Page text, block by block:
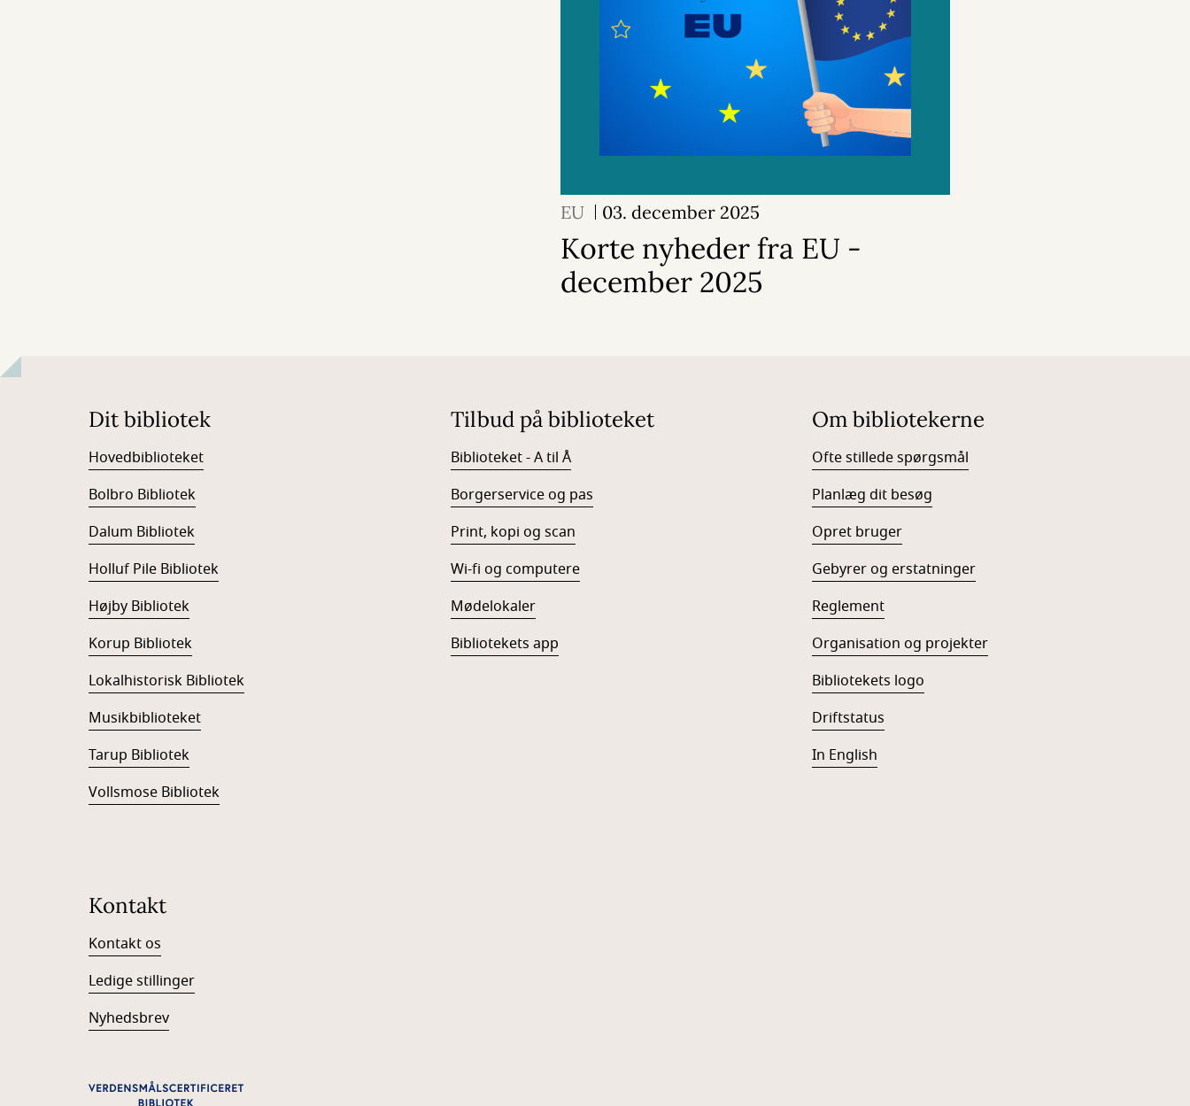
EU 03. december 2025
Korte nyheder fra EU -
december 2025
Dit bibliotek
Hovedbiblioteket
Bolbro Bibliotek
Dalum Bibliotek
Holluf Pile Bibliotek
Højby Bibliotek
Korup Bibliotek
Lokalhistorisk Bibliotek
Musikbiblioteket
Tarup Bibliotek
Vollsmose Bibliotek
Tilbud på biblioteket
Biblioteket - A til Å
Borgerservice og pas
Print, kopi og scan
Wi-fi og computere
Mødelokaler
Bibliotekets app
Om bibliotekerne
Ofte stillede spørgsmål
Planlæg dit besøg
Opret bruger
Gebyrer og erstatninger
Reglement
Organisation og projekter
Bibliotekets logo
Driftstatus
In English
Kontakt
Kontakt os
Ledige stillinger
Nyhedsbrev